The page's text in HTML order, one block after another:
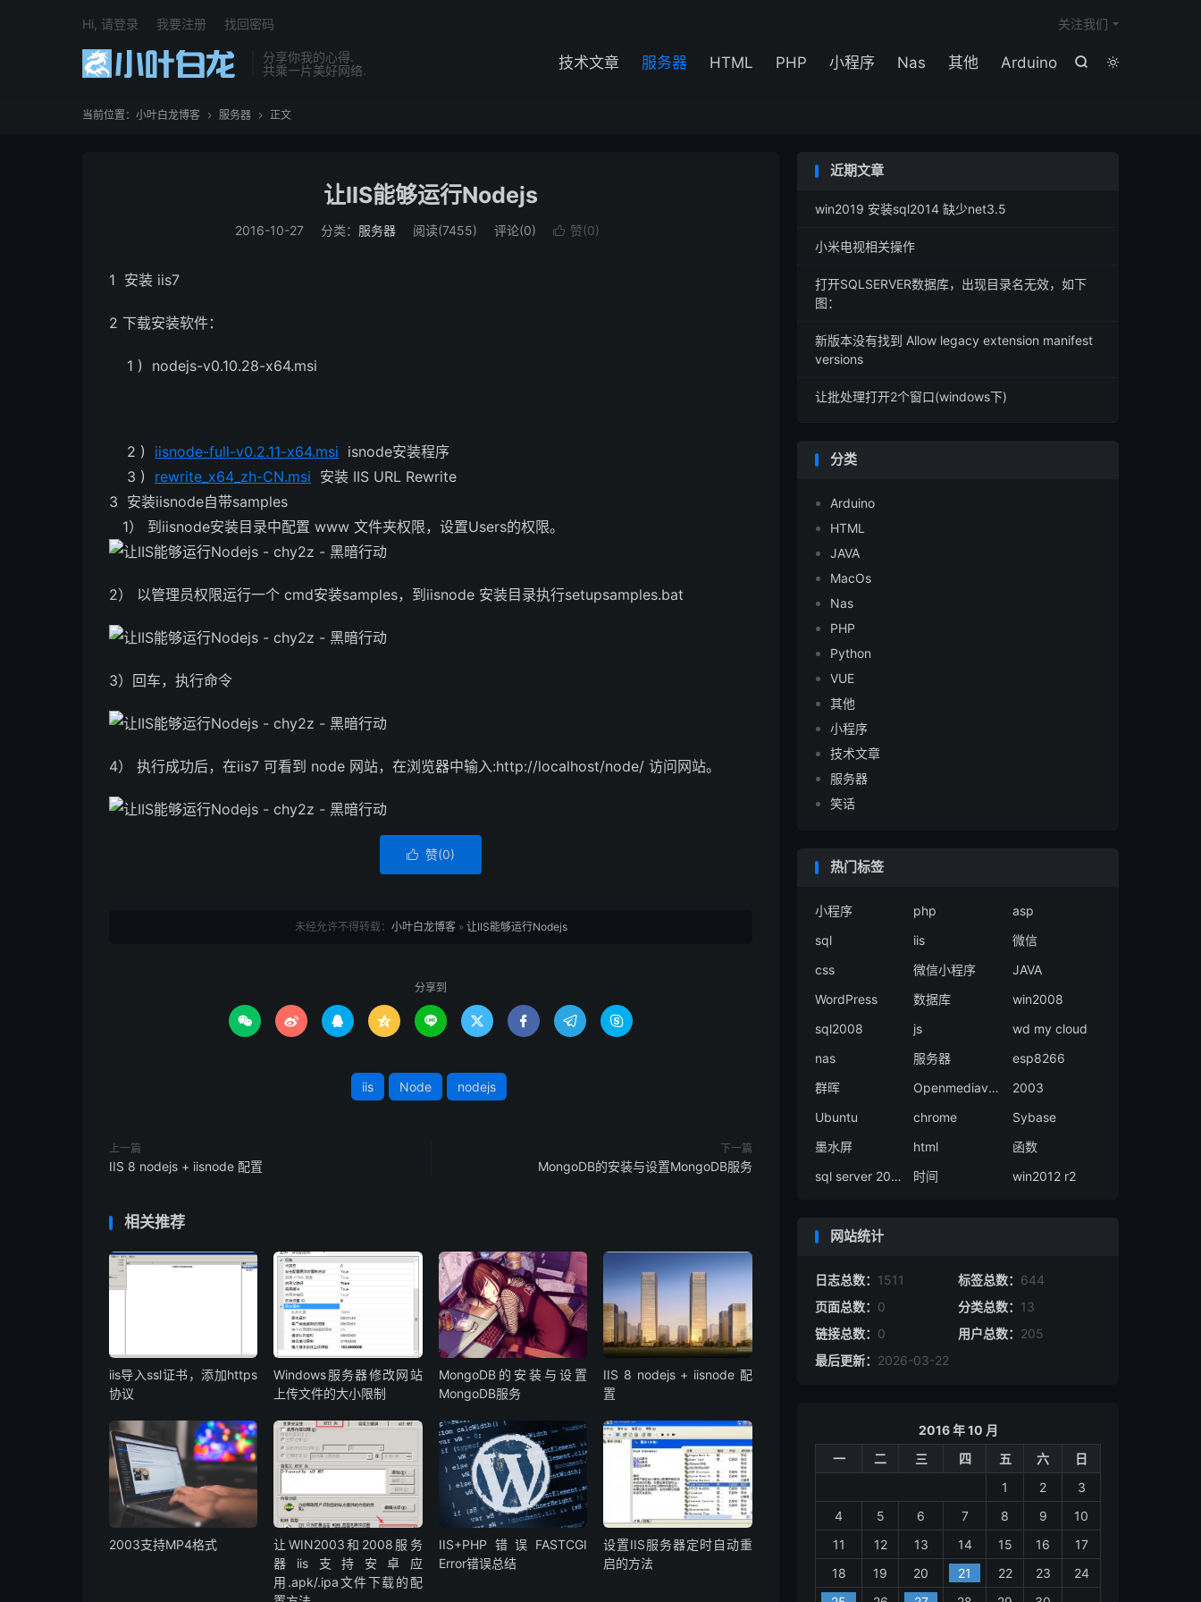
分享你我的心得.
共乘一片美好网络.


技术文章 服务器 HTML PHP 小程序 Nas 其他 Arduino
关注我们
Hi, 请登录 我要注册 找回密码
当前位置： 小叶白龙博客  服务器  正文
让IIS能够运行Nodejs
2016-10-27 分类： 服务器 阅读(7455) 评论(0)  赞(0)
1 安装 iis7
2 下载安装软件：
1 ) nodejs-v0.10.28-x64.msi
2 ) iisnode-full-v0.2.11-x64.msi isnode安装程序
3 ) rewrite_x64_zh-CN.msi 安装 IIS URL Rewrite
3 安装iisnode自带samples
1） 到iisnode安装目录中配置 www 文件夹权限，设置Users的权限。
2） 以管理员权限运行一个 cmd安装samples，到iisnode 安装目录执行setupsamples.bat
3）回车，执行命令
4） 执行成功后，在iis7 可看到 node 网站，在浏览器中输入:http://localhost/node/ 访问网站。
 赞(0)
未经允许不得转载： 小叶白龙博客» 让IIS能够运行Nodejs
分享到
        
iis Node nodejs
上一篇
IIS 8 nodejs + iisnode 配置
下一篇
MongoDB的安装与设置MongoDB服务
相关推荐
iis导入ssl证书，添加https
协议
Windows服务器修改网站
上传文件的大小限制
MongoDB的安装与设置
MongoDB服务
IIS 8 nodejs + iisnode 配
置
2003支持MP4格式
让WIN2003和2008服务
器iis支持安卓应
用.apk/.ipa文件下载的配
IIS+PHP错误FASTCGI
Error错误总结
设置IIS服务器定时自动重
启的方法
近期文章
win2019 安装sql2014 缺少net3.5
小米电视相关操作
打开SQLSERVER数据库，出现目录名无效，如下
图：
新版本没有找到 Allow legacy extension manifest
versions
让批处理打开2个窗口(windows下)
分类
Arduino
HTML
JAVA
MacOs
Nas
PHP
Python
VUE
其他
小程序
技术文章
服务器
笑话
热门标签
小程序 php
asp
sql
iis
微信
css
微信小程序
JAVA
WordPress
数据库
win2008
sql2008
js
wd my cloud
nas
服务器
esp8266
群晖
Openmediavault
2003
Ubuntu
chrome
Sybase
墨水屏
html
函数
sql server 2008
时间 win2012 r2
网站统计
日志总数： 1511 标签总数： 644
页面总数： 0 分类总数： 13
链接总数： 0 用户总数： 205
最后更新： 2026-03-22
2016 年 10 月
一
二 三 四 五 六
日
1
2
3
4
5 6 7 8 9
10
11
12 13 14 15 16
17
18
19 20 21 22 23
24